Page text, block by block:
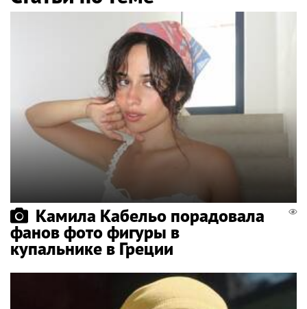
Камила Кабельо порадовала
фанов фото фигуры в
купальнике в Греции